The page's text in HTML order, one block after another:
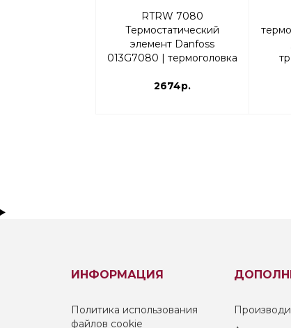
RTRW 7080
Термостатический
элемент Danfoss
013G7080 | термоголовка
2674р.
ИНФОРМАЦИЯ
Политика использования
файлов cookie